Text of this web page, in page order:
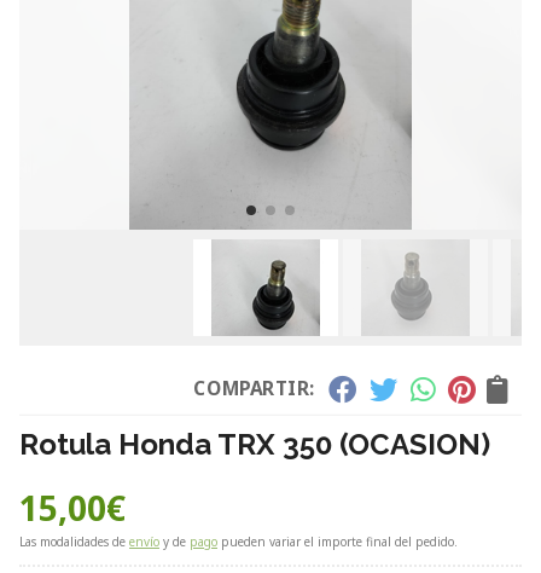
COMPARTIR:
Rotula Honda TRX 350 (OCASION)
15,00€
Las modalidades de envío y de pago pueden variar el importe final del pedido.